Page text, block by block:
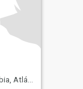
Colombie